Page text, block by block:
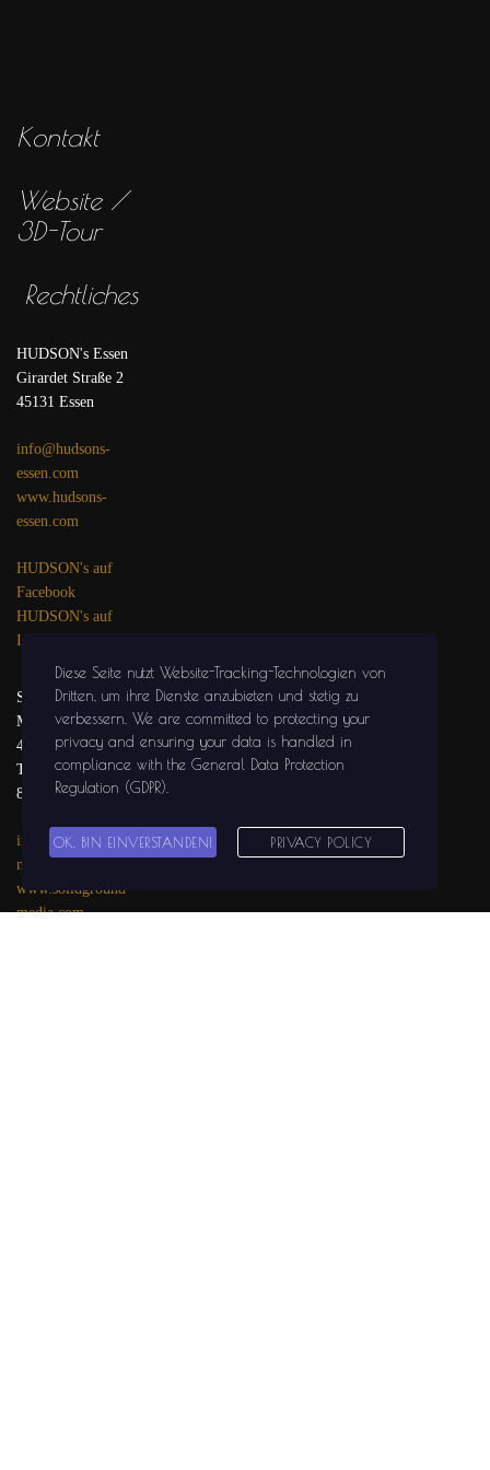
Kontakt
Website /
3D-Tour
Rechtliches
HUDSON's Essen
Girardet Straße 2
45131 Essen
info@hudsons-
essen.com
www.hudsons-
essen.com
HUDSON's auf
Facebook
HUDSON's auf
Instagram
SOLIDGROUND
MEDIA
47441 MOERS
Tel.: 02841 / 999 29
81
info@solidground-
media.com
www.solidground-
media.com
Diese Seite nutzt Website-Tracking-Technologien von
Dritten, um ihre Dienste anzubieten und stetig zu
verbessern . We are committed to protecting your
privacy and ensuring your data is handled in
compliance with the General Data Protection
Regulation (GDPR)
OK, BIN EINVERSTANDEN! PRIVACY POLICY